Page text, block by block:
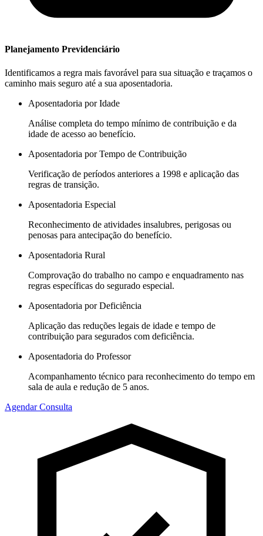
Planejamento Previdenciário
Identificamos a regra mais favorável para sua situação e traçamos o
caminho mais seguro até a sua aposentadoria.
Aposentadoria por Idade
Análise completa do tempo mínimo de contribuição e da
idade de acesso ao benefício.
Aposentadoria por Tempo de Contribuição
Verificação de períodos anteriores a 1998 e aplicação das
regras de transição.
Aposentadoria Especial
Reconhecimento de atividades insalubres, perigosas ou
penosas para antecipação do benefício.
Aposentadoria Rural
Comprovação do trabalho no campo e enquadramento nas
regras específicas do segurado especial.
Aposentadoria por Deficiência
Aplicação das reduções legais de idade e tempo de
contribuição para segurados com deficiência.
Aposentadoria do Professor
Acompanhamento técnico para reconhecimento do tempo em
sala de aula e redução de 5 anos.
Agendar Consulta